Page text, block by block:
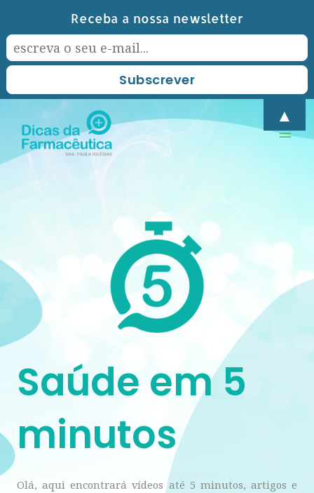
content
Saúde em 5
minutos
Olá, aqui encontrará vídeos até 5 minutos, artigos e
Receba a nossa newsletter
▲